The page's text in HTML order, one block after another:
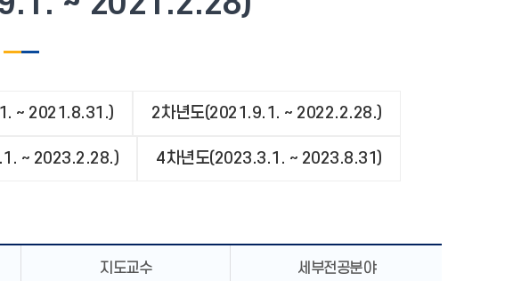
~ 2021.8.31.) 2차년도(2021.9.1. ~ 2022.2.28.)
~ 2023.2.28.) 4차년도(2023.3.1. ~ 2023.8.31)
지도교수 세부전공분야